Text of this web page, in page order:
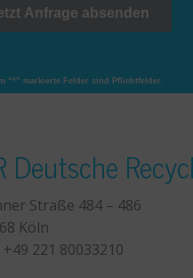
“*” markierte Felder sind Pflichtfelder.
Deutsche
Straße 484 – 486
Köln
+49 221 80033210